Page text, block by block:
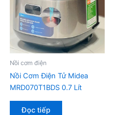
Nồi cơm điện
Nồi Cơm Điện Tử Midea
MRD070T1BDS 0.7 Lít
Đọc tiếp